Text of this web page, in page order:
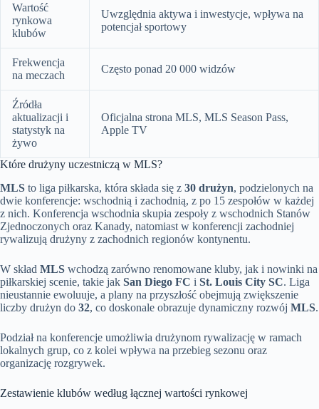
Wartość
rynkowa
klubów
Uwzględnia aktywa i inwestycje, wpływa na
potencjał sportowy
Frekwencja
na meczach
Często ponad 20 000 widzów
Źródła
aktualizacji i
statystyk na
żywo
Oficjalna strona MLS, MLS Season Pass,
Apple TV
Które drużyny uczestniczą w MLS?
MLS to liga piłkarska, która składa się z 30 drużyn, podzielonych na
dwie konferencje: wschodnią i zachodnią, z po 15 zespołów w każdej
z nich. Konferencja wschodnia skupia zespoły z wschodnich Stanów
Zjednoczonych oraz Kanady, natomiast w konferencji zachodniej
rywalizują drużyny z zachodnich regionów kontynentu.
W skład MLS wchodzą zarówno renomowane kluby, jak i nowinki na
piłkarskiej scenie, takie jak San Diego FC i St. Louis City SC. Liga
nieustannie ewoluuje, a plany na przyszłość obejmują zwiększenie
liczby drużyn do 32, co doskonale obrazuje dynamiczny rozwój MLS.
Podział na konferencje umożliwia drużynom rywalizację w ramach
lokalnych grup, co z kolei wpływa na przebieg sezonu oraz
organizację rozgrywek.
Zestawienie klubów według łącznej wartości rynkowej